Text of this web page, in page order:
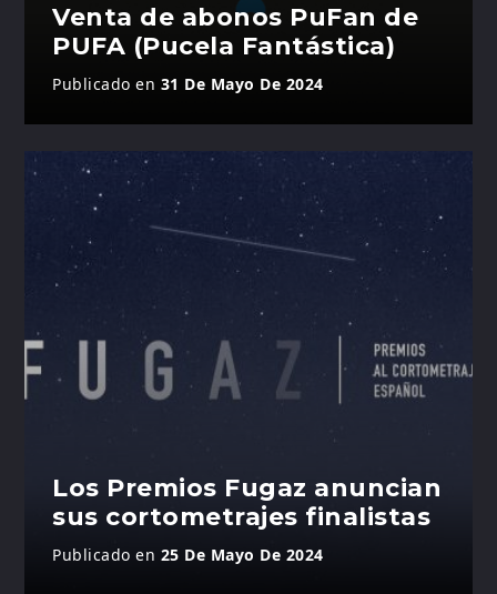
Venta de abonos PuFan de
PUFA (Pucela Fantástica)
Publicado en 31 De Mayo De 2024
Los Premios Fugaz anuncian
sus cortometrajes finalistas
Publicado en 25 De Mayo De 2024